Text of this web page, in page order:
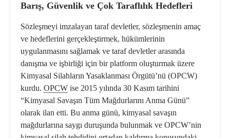
Barış, Güvenlik ve Çok Taraflılık Hedefleri
Sözleşmeyi imzalayan taraf devletler, sözleşmenin amaç
ve hedeflerini gerçekleştirmek, hükümlerinin
uygulanmasını sağlamak ve taraf devletler arasında
danışma ve işbirliği için bir platform oluşturmak üzere
Kimyasal Silahların Yasaklanması Örgütü’nü (OPCW)
kurdu. OPCW ise 2015 yılında 30 Kasım tarihini
“Kimyasal Savaşın Tüm Mağdurlarını Anma Günü”
olarak ilan etti. Bu anma günü, kimyasal savaşın
mağdurlarına saygı duruşunda bulunmak ve OPCW’nin